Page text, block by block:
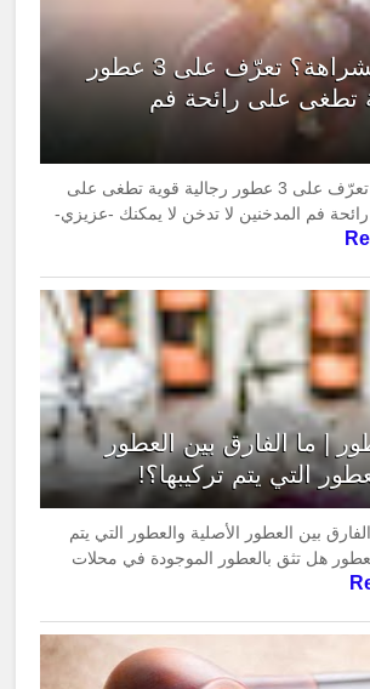
هل تدخن بشراهة؟ تعرّف على 3 عطور
تطغى على رائحة فم
هل تدخن بشراهة؟ تعرّف على 3 عطور رجالية قوية تطغى على
فم المدخنين لا تدخن لا يمكنك -عزيزي-
| ما الفارق بين العطور
التي يتم تركيبها؟!
بين العطور الأصلية والعطور التي يتم
هل تثق بالعطور الموجودة في محلات